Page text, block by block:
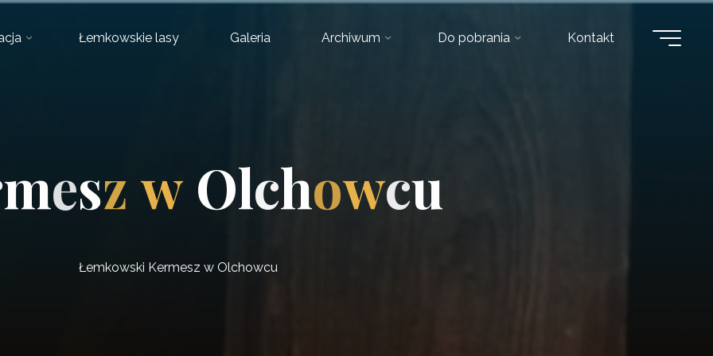
Łemkowskie lasy Galeria Archiwum Do pobrania Kontakt
mesz w Olchowcu
Łemkowski Kermesz w Olchowcu